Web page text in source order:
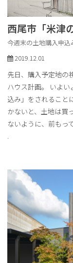
西尾市「米津
今週末の土地購入申込
2019.12.01
先日、購入予定地の
ハウス計画。 いよ
込み」をされること
かないと、土地は買
ないように、前もっ
.